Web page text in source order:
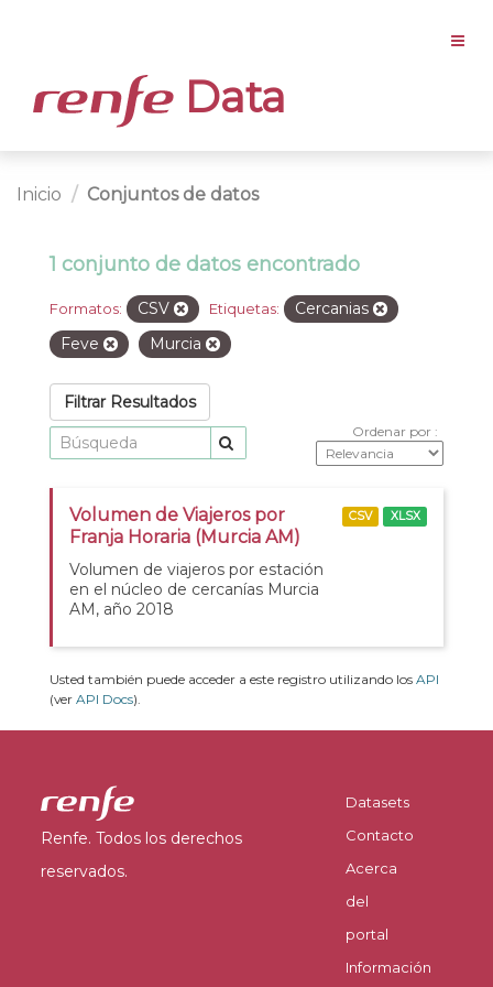
Data
Inicio Conjuntos de datos
1 conjunto de datos encontrado
Formatos: CSV Etiquetas:
Cercanias
Feve
Murcia
Filtrar Resultados
Ordenar por
Volumen de Viajeros por
Franja Horaria (Murcia AM)
Volumen de viajeros por estación
en el núcleo de cercanías Murcia
AM, año 2018
CSV XLSX
Usted también puede acceder a este registro utilizando los API
(ver API Docs).
Renfe. Todos los derechos
reservados.
Datasets
Contacto
Acerca
del
portal
Información